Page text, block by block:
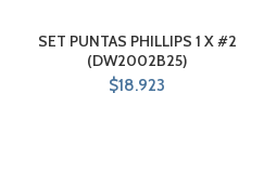
SET PUNTAS PHILLIPS 1 X #2
(DW2002B25)
$18.923